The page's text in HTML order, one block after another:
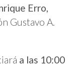
Erro,
Gustavo A.
a las 10:00